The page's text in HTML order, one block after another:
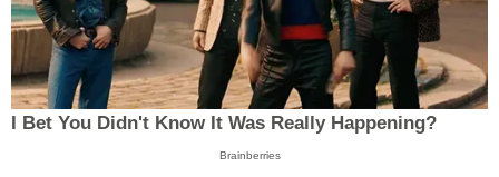
I Bet You Didn't Know It Was Really Happening?
Brainberries